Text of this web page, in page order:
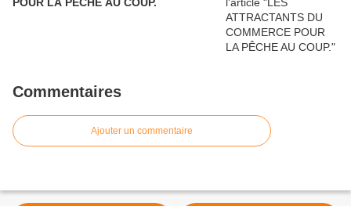
Commentaires
Ajouter un commentaire